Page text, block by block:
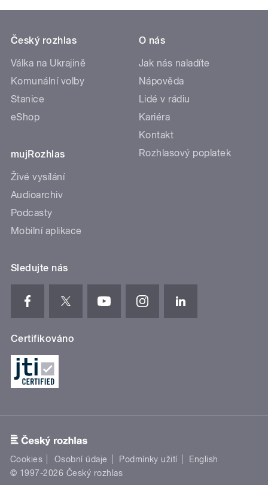
Český rozhlas
Válka na Ukrajině
Komunální volby
Stanice
eShop
mujRozhlas
Živé vysílání
Audioarchiv
Podcasty
Mobilní aplikace
O nás
Jak nás naladíte
Nápověda
Lidé v rádiu
Kariéra
Kontakt
Rozhlasový poplatek
Sledujte nás
Certifikováno
Cookies Osobní údaje Podmínky užití
English
© 1997-2026 Český rozhlas